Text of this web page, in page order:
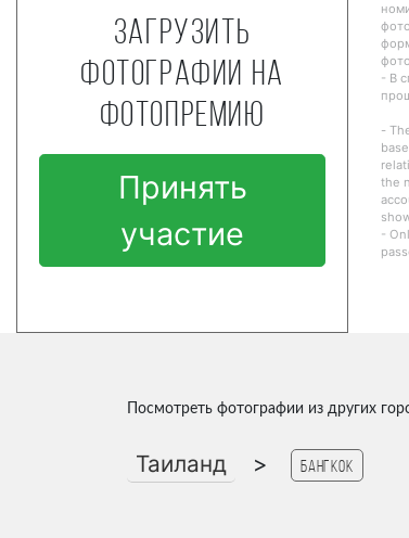
Загрузить
фотографии на
фотопремию
Принять
участие
- В
-
the
-
Посмотреть фотографии из других
Таиланд > Бангкок